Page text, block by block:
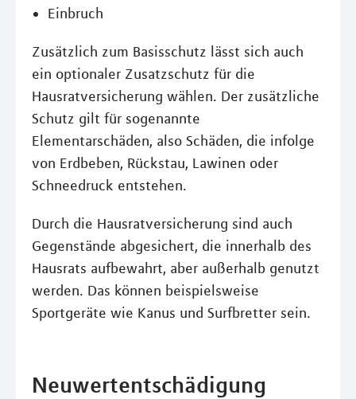
Einbruch
Zusätzlich zum Basisschutz lässt sich auch
ein optionaler Zusatzschutz für die
Hausratversicherung wählen. Der zusätzliche
Schutz gilt für sogenannte
Elementarschäden, also Schäden, die infolge
von Erdbeben, Rückstau, Lawinen oder
Schneedruck entstehen.
Durch die Hausratversicherung sind auch
Gegenstände abgesichert, die innerhalb des
Hausrats aufbewahrt, aber außerhalb genutzt
werden. Das können beispielsweise
Sportgeräte wie Kanus und Surfbretter sein.
Neuwertentschädigung